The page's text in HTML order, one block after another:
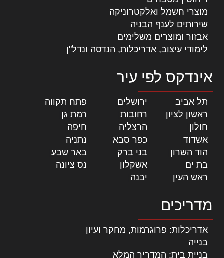
מוצרי חשמל ואלקטרוניקה
שירותים לענף הבניה
אבזור ומוצרים משלימים
לימודי עיצוב, אדריכלות, הנדסה ונדל"ן
אינדקס לפי עיר
תל אביב ירושלים פתח תקווה
ראשון לציון
רחובות רמת גן
חולון
הרצליה חיפה
אשדוד
כפר סבא נתניה
הוד השרון
בני ברק באר שבע
בת ים
אשקלון נס ציונה
ראש העין
יבנה
מדריכים
אדריכלות: פרוגרמות, מחקר ועיון
בנייה
בניית בית: המדריך המלא